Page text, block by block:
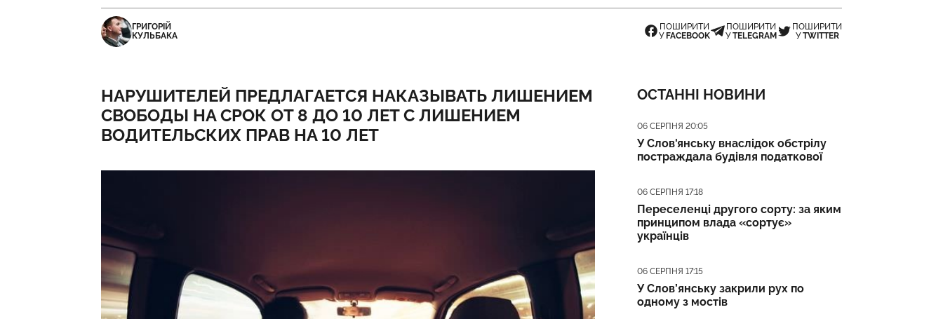
ГРИГОРІЙ
КУЛЬБАКА
ПОШИРИТИ
У FACEBOOK
ПОШИРИТИ
УTELEGRAM
ПОШИРИТИ
УTWITTER
НАРУШИТЕЛЕЙ ПРЕДЛАГАЕТСЯ НАКАЗЫВАТЬ ЛИШЕНИЕМ
СВОБОДЫ НА СРОК ОТ 8 ДО 10 ЛЕТ С ЛИШЕНИЕМ
ВОДИТЕЛЬСКИХ ПРАВ НА 10 ЛЕТ
ОСТАННІ НОВИНИ
Дата публікації
06 СЕРПНЯ 20:05
У Слов'янську внаслідок обстрілу
постраждала будівля податкової
Дата публікації
06 СЕРПНЯ 17:18
Переселенці другого сорту: за яким
принципом влада «сортує»
українців
Дата публікації
06 СЕРПНЯ 17:15
У Слов’янську закрили рух по
одному з мостів